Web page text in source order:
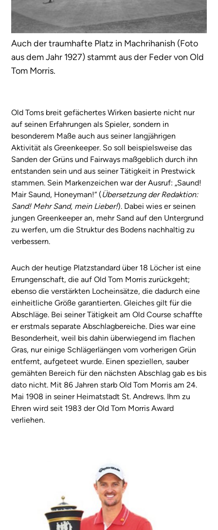
Auch der traumhafte Platz in Machrihanish (Foto
aus dem Jahr 1927) stammt aus der Feder von Old
Tom Morris.
Old Toms breit gefächertes Wirken basierte nicht nur
auf seinen Erfahrungen als Spieler, sondern in
besonderem Maße auch aus seiner langjährigen
Aktivität als Greenkeeper. So soll beispielsweise das
Sanden der Grüns und Fairways maßgeblich durch ihn
entstanden sein und aus seiner Tätigkeit in Prestwick
stammen. Sein Markenzeichen war der Ausruf: „Saund!
Mair Saund, Honeyman!“ (Übersetzung der Redaktion:
Sand! Mehr Sand, mein Lieber!). Dabei wies er seinen
jungen Greenkeeper an, mehr Sand auf den Untergrund
zu werfen, um die Struktur des Bodens nachhaltig zu
verbessern.
Auch der heutige Platzstandard über 18 Löcher ist eine
Errungenschaft, die auf Old Tom Morris zurückgeht;
ebenso die verstärkten Locheinsätze, die dadurch eine
einheitliche Größe garantierten. Gleiches gilt für die
Abschläge. Bei seiner Tätigkeit am Old Course schaffte
er erstmals separate Abschlagbereiche. Dies war eine
Besonderheit, weil bis dahin überwiegend im flachen
Gras, nur einige Schlägerlängen vom vorherigen Grün
entfernt, aufgeteet wurde. Einen speziellen, sauber
gemähten Bereich für den nächsten Abschlag gab es bis
dato nicht. Mit 86 Jahren starb Old Tom Morris am 24.
Mai 1908 in seiner Heimatstadt St. Andrews. Ihm zu
Ehren wird seit 1983 der Old Tom Morris Award
verliehen.